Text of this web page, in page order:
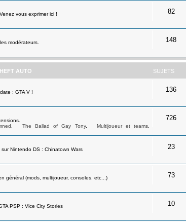
vous exprimer ici ! 82
modérateurs. 148
AUTO SUJETS
: GTA V !
136
The Ballad of Gay Tony, Multijoueur et teams
726
Nintendo DS : Chinatown Wars 23
général (mods, multijoueur, consoles, etc...) 73
PSP : Vice City Stories 10